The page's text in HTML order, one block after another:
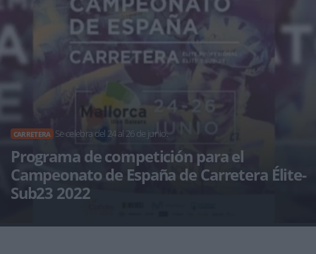
CARRETERA Se celebra del 24 al 26 de junio.
Programa de competición para el
Campeonato de España de Carretera Élite-
Sub23 2022